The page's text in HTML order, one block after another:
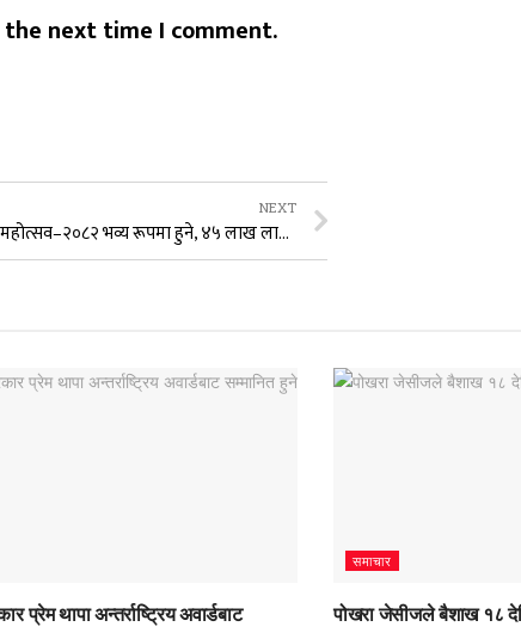
next time I comment.
NEXT
२७औं लामाचौर तीज महोत्सव–२०८२ भव्य रूपमा हुने, ४५ लाख लागत अनुमान
प्रेम थापा अन्तर्राष्ट्रिय अवार्डबाट
समाचार
पोखरा जेसीजले बैशाख १८